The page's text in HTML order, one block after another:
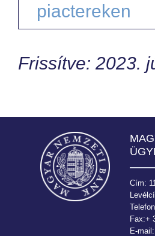
piactereken
Frissítve: 2023.
Cím:
Fax:+
E-mail: